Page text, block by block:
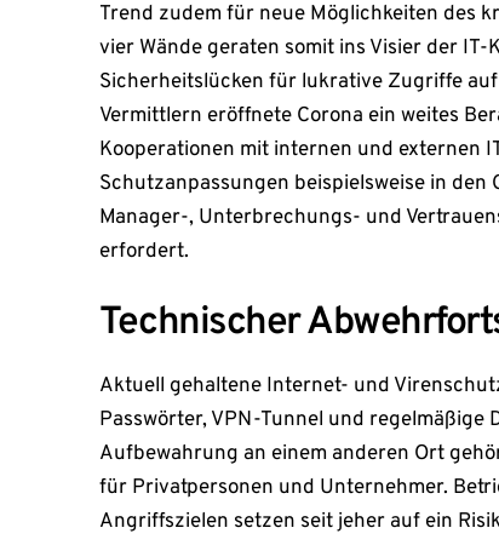
Trend zudem für neue Möglichkeiten des
vier Wände geraten somit ins Visier der
Sicherheitslücken für lukrative Zugriffe
Vermittlern eröffnete Corona ein weites
Kooperationen mit internen und externen
Schutzanpassungen beispielsweise in
Manager-, Unterbrechungs- und
erfordert.
Technischer
Aktuell gehaltene Internet- und
Passwörter, VPN-Tunnel und regelmäßige
Aufbewahrung an einem anderen Ort
für Privatpersonen und Unternehmer.
Angriffszielen setzen seit jeher auf ein